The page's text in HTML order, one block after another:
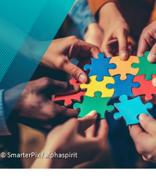
fundierte Einblicke in aktuelle
Entwicklungen.
SmarterPix / alphaspirit